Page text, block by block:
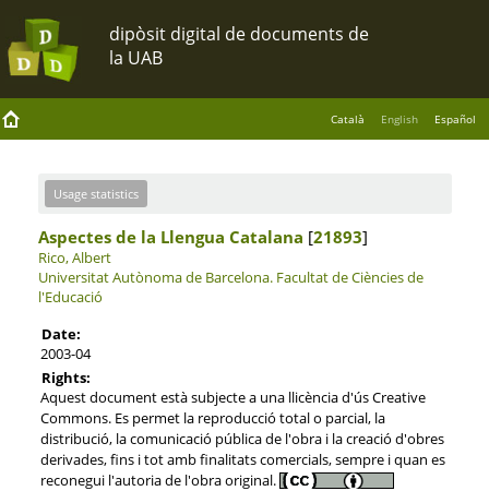
Català English Español
Usage statistics
Aspectes de la Llengua Catalana [21893]
Rico, Albert
Universitat Autònoma de Barcelona. Facultat de Ciències de
l'Educació
Date:
2003-04
Rights:
Aquest document està subjecte a una llicència d'ús Creative
Commons. Es permet la reproducció total o parcial, la
distribució, la comunicació pública de l'obra i la creació d'obres
derivades, fins i tot amb finalitats comercials, sempre i quan es
reconegui l'autoria de l'obra original.